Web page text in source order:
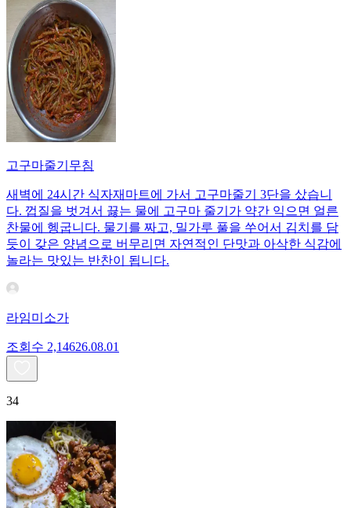
고구마줄기무침
새벽에 24시간 식자재마트에 가서 고구마줄기 3단을 샀습니
다. 껍질을 벗겨서 끓는 물에 고구마 줄기가 약간 익으면 얼른
찬물에 헹굽니다. 물기를 짜고, 밀가루 풀을 쑤어서 김치를 담
듯이 갖은 양념으로 버무리면 자연적인 단맛과 아삭한 식감에
놀라는 맛있는 반찬이 됩니다.
라임미소가
조회수 2,14626.08.01
34